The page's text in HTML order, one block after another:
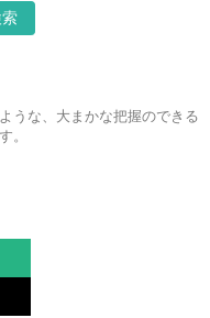
うな、大まかな把握のできる
。